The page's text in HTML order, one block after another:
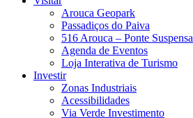
Arouca Geopark
Passadiços do Paiva
516 Arouca – Ponte Suspensa
Agenda de Eventos
Loja Interativa de Turismo
Investir
Zonas Industriais
Acessibilidades
Via Verde Investimento